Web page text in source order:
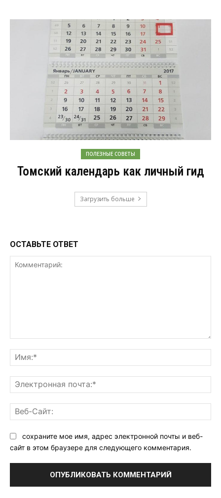
ПОЛЕЗНЫЕ СОВЕТЫ
Томский календарь как личный гид
Загрузить больше
ОСТАВЬТЕ ОТВЕТ
сохраните мое имя, адрес электронной почты и веб-
сайт в этом браузере для следующего комментария.